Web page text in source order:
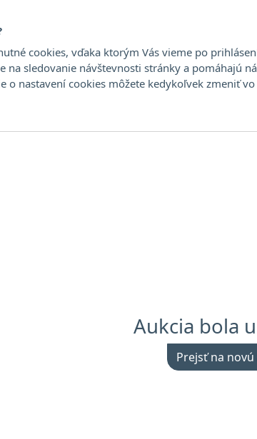
cookies, vďaka ktorým Vás vieme po
na sledovanie návštevnosti stránky a pomáhajú
o nastavení cookies môžete kedykoľvek zmeniť
Aukcia bola
Prejsť na